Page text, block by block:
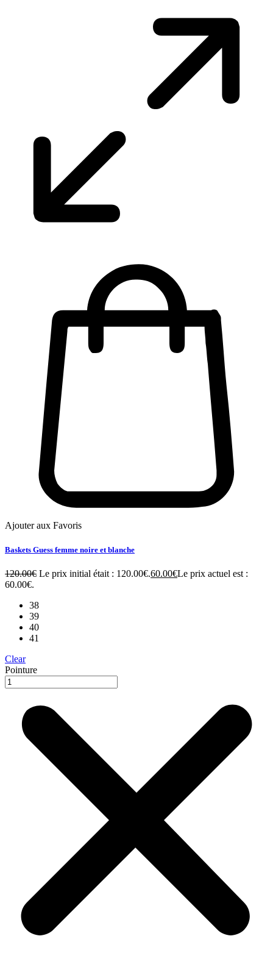
Ajouter aux Favoris
Baskets Guess femme noire et blanche
120.00€ Le prix initial était : 120.00€.60.00€Le prix actuel est :
60.00€.
38
39
40
41
Clear
Pointure